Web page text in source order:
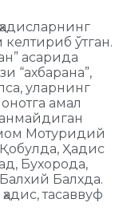
ўтган.
асарида
“ахбарана”,
уларнинг
амал
Мотуридий
Ҳадис
Бухорода,
Балхда.
тасаввуф